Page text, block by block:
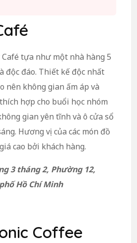
Café tựa như một nhà hàng 5
độc đáo. Thiết kế độc nhất
nên không gian ấm áp và
hợp cho buổi học nhóm
gian yên tĩnh và ô cửa sổ
Hương vị của các món đồ
cao bởi khách hàng.
3 tháng 2, Phường 12,
Hồ Chí Minh
Coffee